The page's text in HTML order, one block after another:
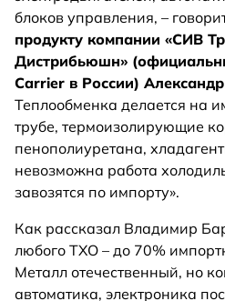
блоков управления, –
продукту компании «СИВ
Дистрибьюшн»
Carrier в России)
Теплообменка делается на
трубе, термоизолирующие
пенополиуретана,
невозможна работа
завозятся по импорту».
Как рассказал Владимир
любого ТХО – до 70%
Металл отечественный, но
автоматика, электроника